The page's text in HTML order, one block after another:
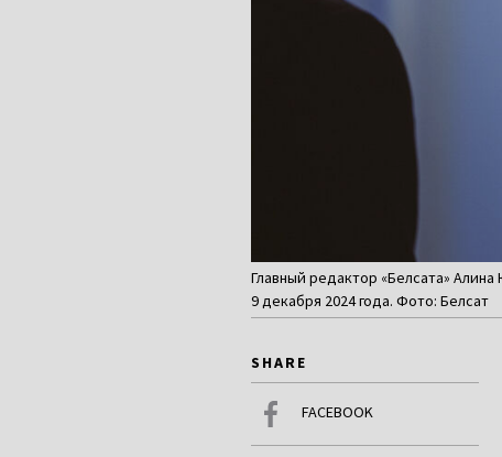
Главный редактор «Белсата»
9 декабря 2024 года. Фото: Белсат
SHARE
FACEBOOK